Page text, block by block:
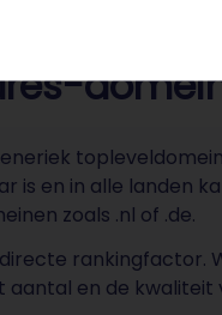
is en in alle landen
zoals .nl of .de.
en de kwaliteit